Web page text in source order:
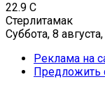
22.9 C
Стерлитамак
Суббота, 8
Реклама на
Предложить